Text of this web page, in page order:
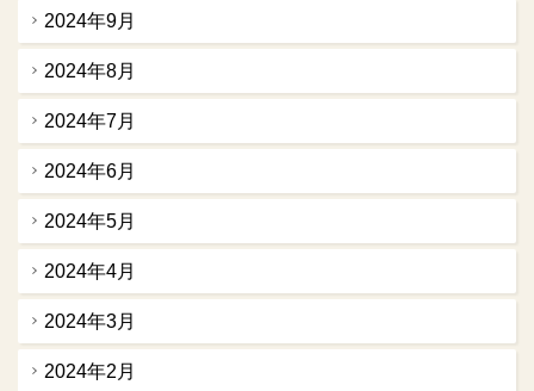
2024年9月
2024年8月
2024年7月
2024年6月
2024年5月
2024年4月
2024年3月
2024年2月